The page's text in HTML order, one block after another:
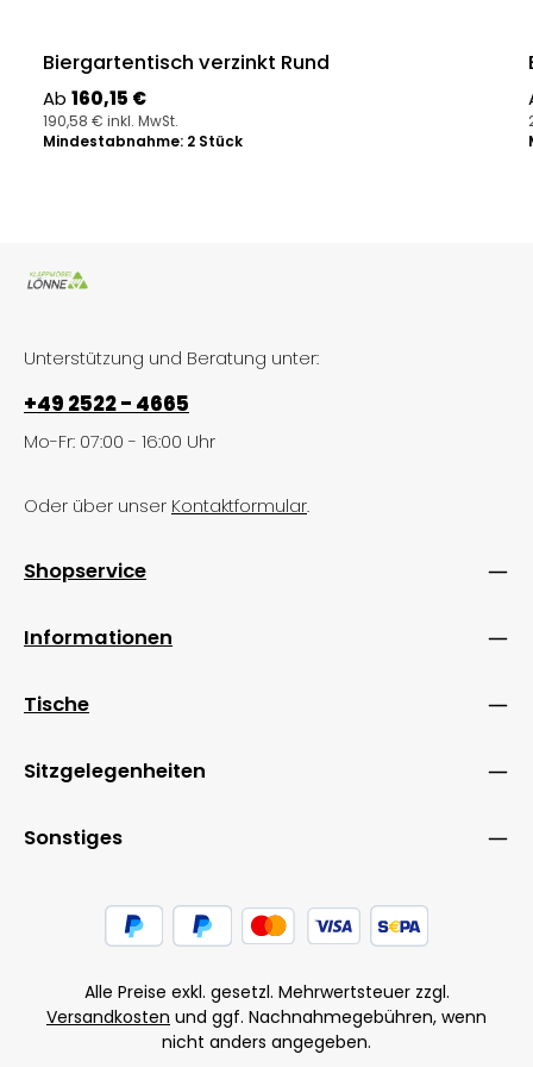
Biergartentisch verzinkt Rund
Regulärer Preis:
Ab 160,15 €
190,58 € inkl. MwSt.
Mindestabnahme: 2 Stück
Unterstützung und Beratung unter:
+49 2522 - 4665
Mo-Fr: 07:00 - 16:00 Uhr
Oder über unser Kontaktformular.
Shopservice
Informationen
Tische
Sitzgelegenheiten
Sonstiges
Alle Preise exkl. gesetzl. Mehrwertsteuer zzgl.
Versandkosten und ggf. Nachnahmegebühren, wenn
nicht anders angegeben.